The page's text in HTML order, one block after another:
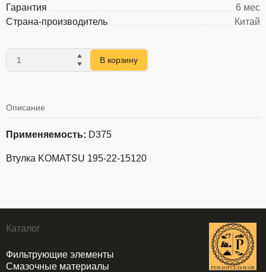
Гарантия
6 мес
Страна-производитель
Китай
В корзину
Описание
Применяемость: D375
Втулка KOMATSU 195-22-15120
Каталог
Фильтрующие элементы
Смазочные материалы